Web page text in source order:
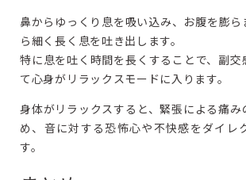
鼻からゆっくり息を吸い込み、お腹を膨ら
ら細く長く息を吐き出します。
特に息を吐く時間を長くすることで、副
て心身がリラックスモードに入ります。
身体がリラックスすると、緊張による痛み
め、音に対する恐怖心や不快感をダイレ
す。